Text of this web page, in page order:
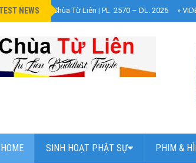
NEWS
Lễ Phật Đản Chùa Từ Liên | PL. 2570 – DL. 2026 »
HOME SINH HOẠT PHẬT SỰ PHIM &